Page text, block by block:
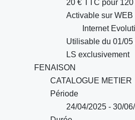
20 € TTC pour
Activable sur WEB
Internet
Utilisable du 01/05
LS exclusivement
FENAISON
CATALOGUE METIER
Période
24/04/2025 - 30/